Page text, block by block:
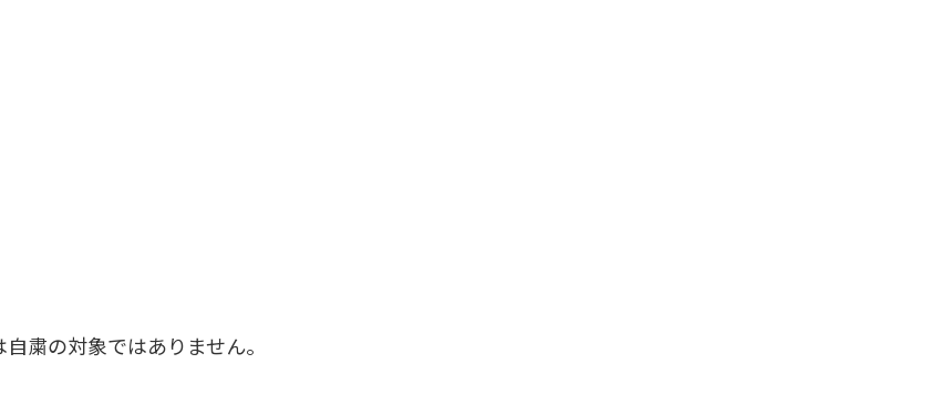
粛の対象ではありません。